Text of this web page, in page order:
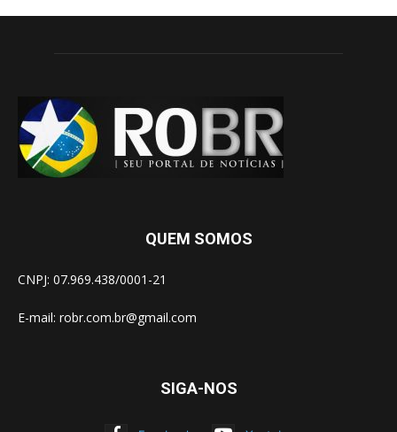
QUEM SOMOS
CNPJ: 07.969.438/0001-21
E-mail: robr.com.br@gmail.com
SIGA-NOS